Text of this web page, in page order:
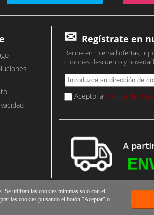
Regístrate en
Recibe en tu email ofertas,
cupones descuento y
Acepto la política de
Se utilizan las cookies mínimas solo con el
las cookies pulsando el botón "Aceptar" o